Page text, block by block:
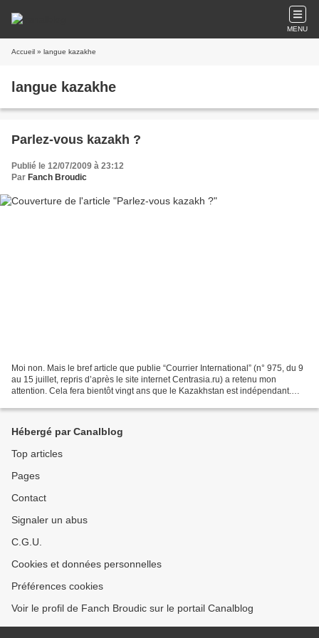
MENU
Accueil » langue kazakhe
langue kazakhe
Parlez-vous kazakh ?
Publié le 12/07/2009 à 23:12
Par Fanch Broudic
Moi non. Mais le bref article que publie “Courrier International” (n° 975, du 9
au 15 juillet, repris d’après le site internet Centrasia.ru) a retenu mon
attention. Cela fera bientôt vingt ans que le Kazakhstan est indépendant.
Hébergé par Canalblog
Top articles
Pages
Contact
Signaler un abus
C.G.U.
Cookies et données personnelles
Préférences cookies
Voir le profil de Fanch Broudic sur le portail Canalblog